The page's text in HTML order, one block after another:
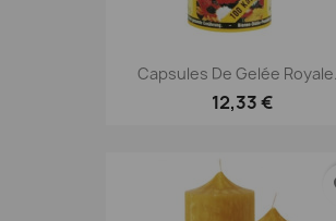
Capsules De Gelée Royale...
12,33 €